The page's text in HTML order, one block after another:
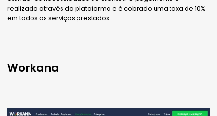
realizado através da plataforma e é cobrado uma taxa de 10%
em todos os serviços prestados.
Workana